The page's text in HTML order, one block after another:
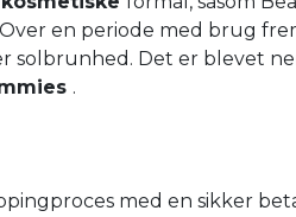
en periode med brug
solbrunhed. Det er blevet
.
med en sikker